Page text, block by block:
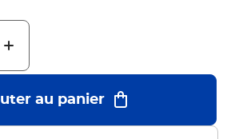
avec ce lit. Nous offrons une sélection
pouvez consulter notre boutique pour
: chêne marronMatériau du
totales : 193 x 93 x 35 cm (L x l x
correspondant (matelas non inclus) : 90
est requis
au panier